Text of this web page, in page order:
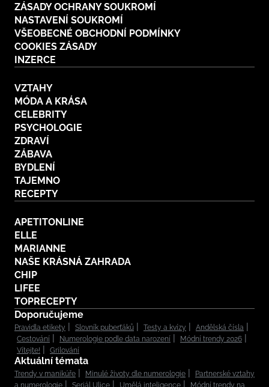
ZÁSADY OCHRANY SOUKROMÍ
NASTAVENÍ SOUKROMÍ
VŠEOBECNÉ OBCHODNÍ PODMÍNKY
COOKIES ZÁSADY
INZERCE
VZTAHY
MÓDA A KRÁSA
CELEBRITY
PSYCHOLOGIE
ZDRAVÍ
ZÁBAVA
BYDLENÍ
TAJEMNO
RECEPTY
APETITONLINE
ELLE
MARIANNE
NAŠE KRÁSNÁ ZAHRADA
CHIP
LIFEE
TOPRECEPTY
Doporučujeme
Pravidla etikety Slovník puberťáků Testy a kvízy
Andělská čísla
Cestování
Numerologie podle data narození
Módní trendy 2026
Vítejte!
Grilování
Aktuální témata
Trendy v manikúře Minulé životy dle numerologie
Partnerské vztahy
a numerologie
Seriál Ulice Umělá inteligence
Módní trendy na